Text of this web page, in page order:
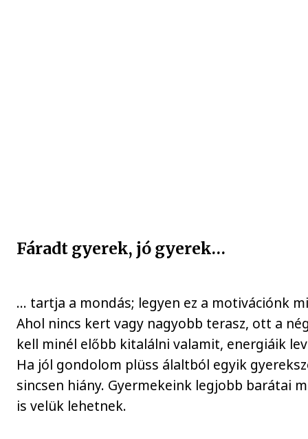
Fáradt gyerek, jó gyerek…
… tartja a mondás; legyen ez a motivációnk
Ahol nincs kert vagy nagyobb terasz, ott a
kell minél előbb kitalálni valamit, energiáik
Ha jól gondolom plüss álaltból egyik
sincsen hiány. Gyermekeink legjobb barátai
is velük lehetnek.